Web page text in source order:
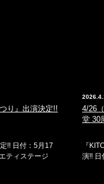
り』出演決定!!
!! 日付：5月17
ティステージ
4/26
堂 30
『
演!!